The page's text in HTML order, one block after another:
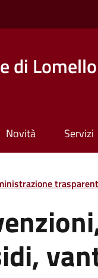
di Lomello
Novità Servizi